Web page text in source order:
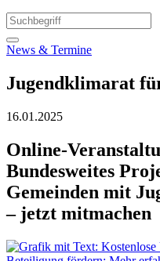
News & Termine
Jugendklimarat
16.01.2025
Online-
Bundesweites
Gemeinden mit
– jetzt mitmachen